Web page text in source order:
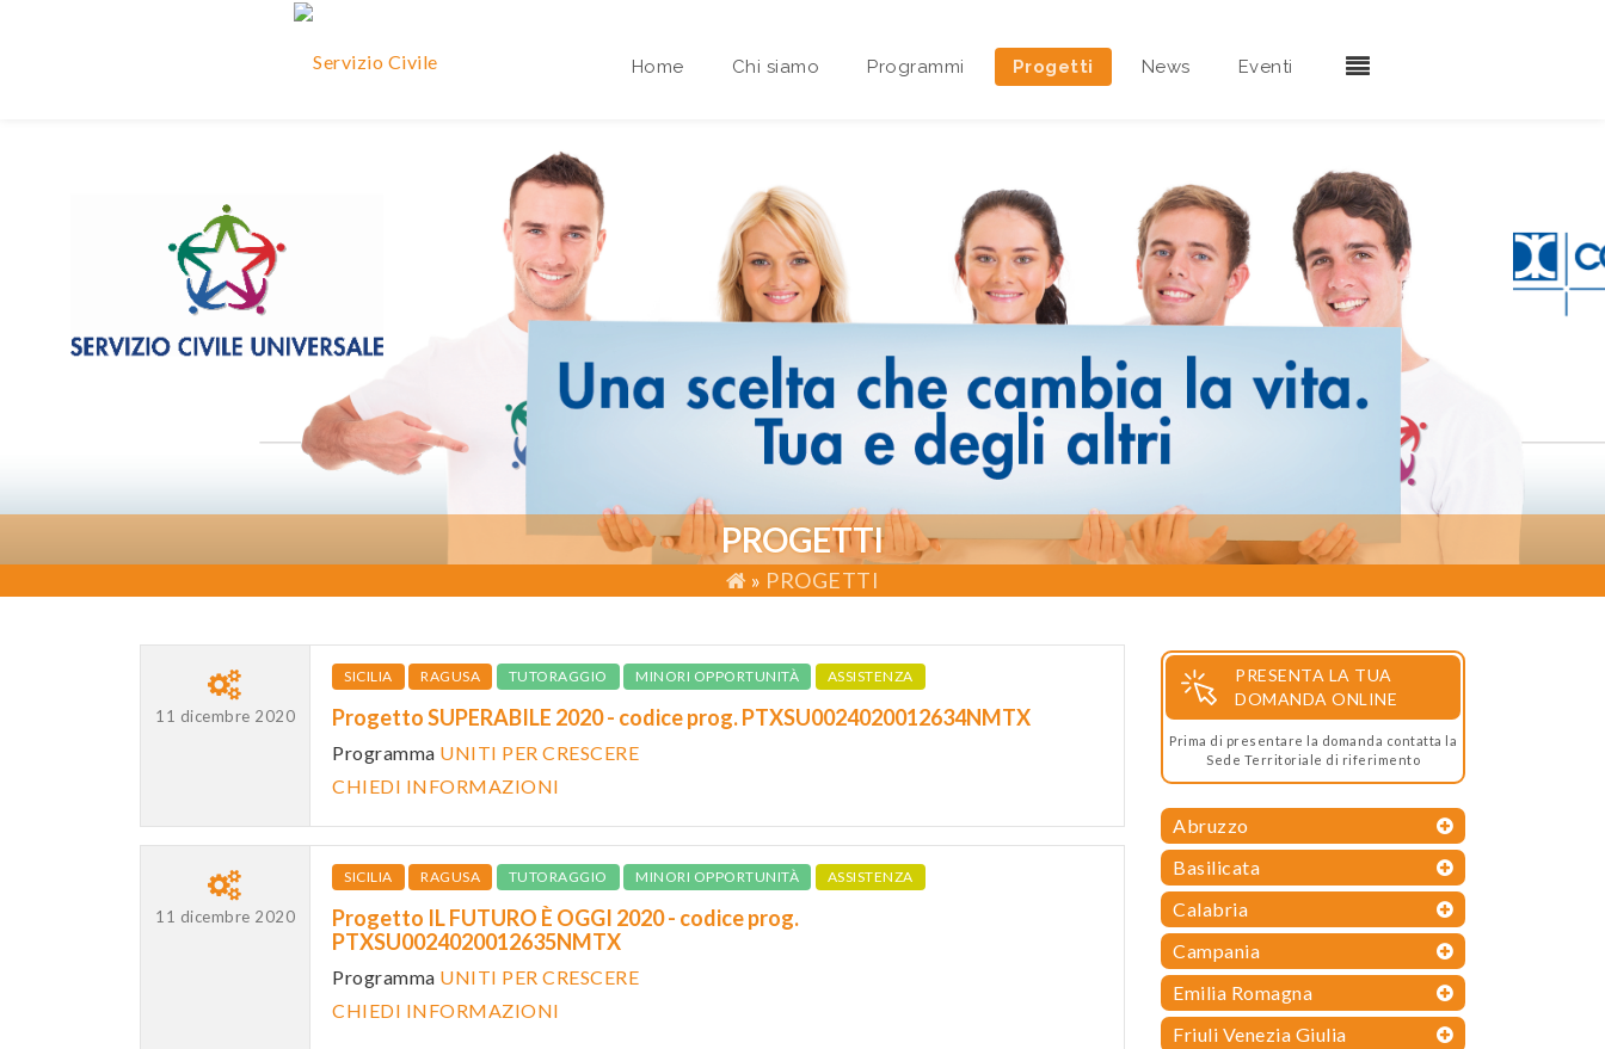
Home Chi siamo
Area riservata Sedi Territoriali
Programmi Progetti News Eventi
PROGETTI
» PROGETTI
11 dicembre 2020
SICILIA RAGUSA TUTORAGGIO MINORI OPPORTUNITÀ ASSISTENZA
Progetto SUPERABILE 2020 - codice prog. PTXSU0024020012634NMTX
Programma UNITI PER CRESCERE
CHIEDI INFORMAZIONI
11 dicembre 2020
SICILIA RAGUSA TUTORAGGIO MINORI OPPORTUNITÀ ASSISTENZA
Progetto IL FUTURO È OGGI 2020 - codice prog.
PTXSU0024020012635NMTX
Programma UNITI PER CRESCERE
CHIEDI INFORMAZIONI
PRESENTA LA TUA
DOMANDA ONLINE
Prima di presentare la domanda contatta la
Sede Territoriale di riferimento
Abruzzo
Basilicata
Calabria
Campania
Emilia Romagna
Friuli Venezia Giulia